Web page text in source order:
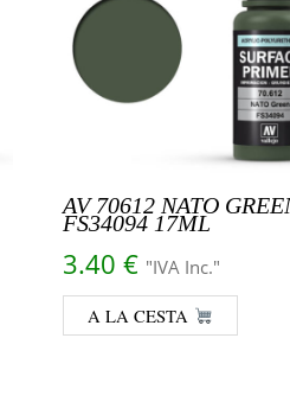
AV 70612 NATO
FS34094 17ML
3.40 € "IVA Inc."
A LA CESTA